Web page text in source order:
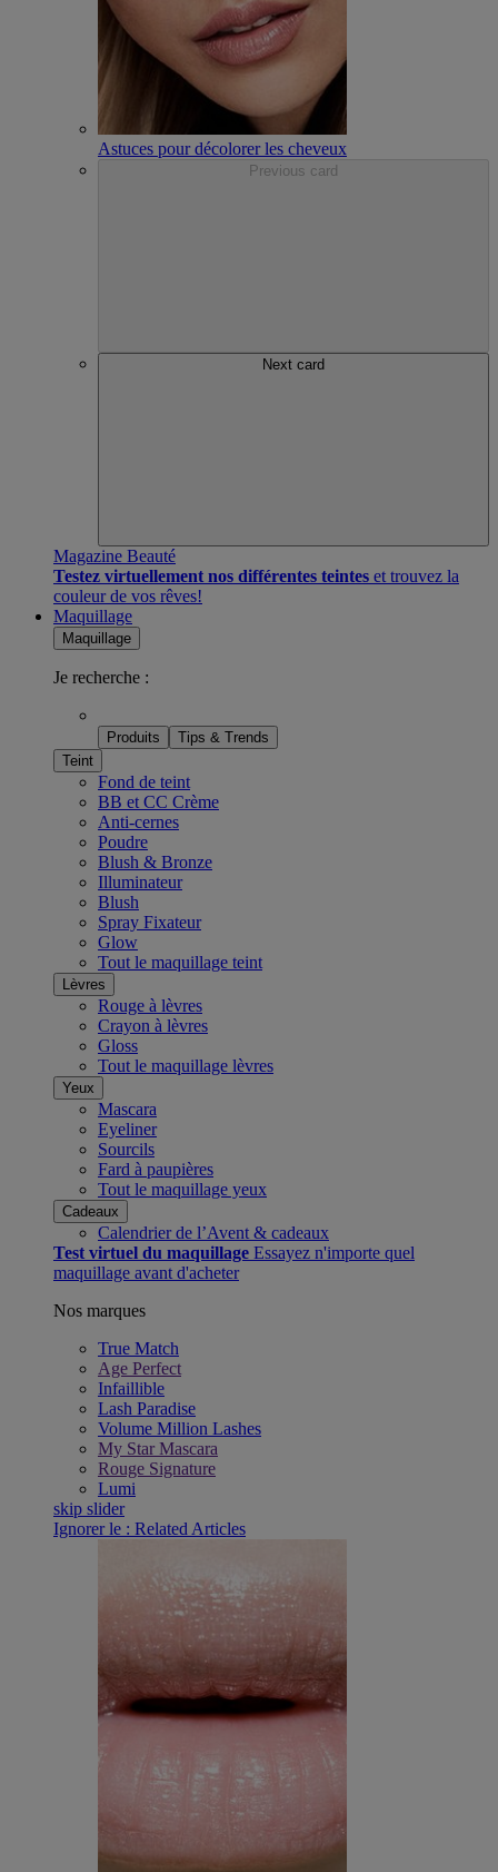
Astuces pour décolorer les cheveux
Previous card
Next card
Magazine Beauté
Testez virtuellement nos différentes teintes et trouvez la
couleur de vos rêves!
Maquillage
Maquillage
Je recherche :
Produits
Tips & Trends
Teint
Fond de teint
BB et CC Crème
Anti-cernes
Poudre
Blush & Bronze
Illuminateur
Blush
Spray Fixateur
Glow
Tout le maquillage teint
Lèvres
Rouge à lèvres
Crayon à lèvres
Gloss
Tout le maquillage lèvres
Yeux
Mascara
Eyeliner
Sourcils
Fard à paupières
Tout le maquillage yeux
Cadeaux
Calendrier de l’Avent & cadeaux​
Test virtuel du maquillage Essayez n'importe quel
maquillage avant d'acheter
Nos marques
True Match
Age Perfect
Infaillible
Lash Paradise
Volume Million Lashes
My Star Mascara
Rouge Signature
Lumi
skip slider
Ignorer le : Related Articles